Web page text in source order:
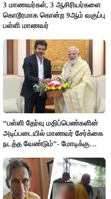
3 மாணவர்கள், 3 ஆசிரியர்களை
கொடூரமாக கொன்ற 9ஆம் வகுப்பு
பள்ளி மாணவர்
“பள்ளி தேர்வு மதிப்பெண்களின்
அடிப்படையில் மாணவர் சேர்க்கை
நடத்த வேண்டும்”- மோடிக்கு